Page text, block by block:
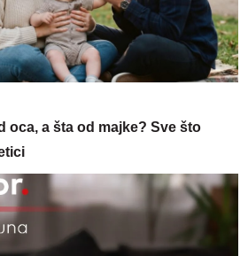
oca, a šta od majke? Sve što